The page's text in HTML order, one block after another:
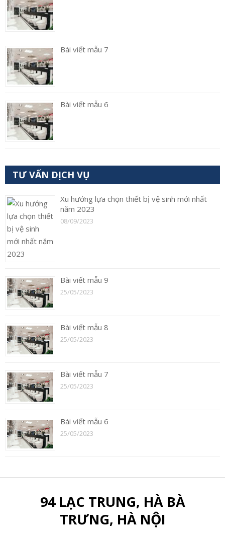
Bài viết mẫu 7
Bài viết mẫu 6
TƯ VẤN DỊCH VỤ
Xu hướng lựa chọn thiết bị vệ sinh mới nhất
năm 2023
08/09/2023
Bài viết mẫu 9
25/05/2023
Bài viết mẫu 8
25/05/2023
Bài viết mẫu 7
25/05/2023
Bài viết mẫu 6
25/05/2023
94 LẠC TRUNG, HÀ BÀ
TRƯNG, HÀ NỘI